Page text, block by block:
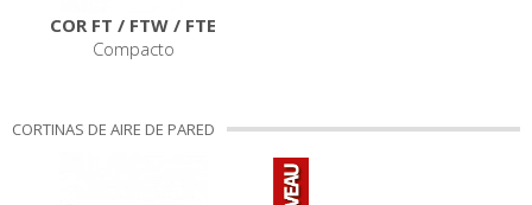
COR FT / FTW / FTE
Compacto
CORTINAS DE AIRE DE PARED